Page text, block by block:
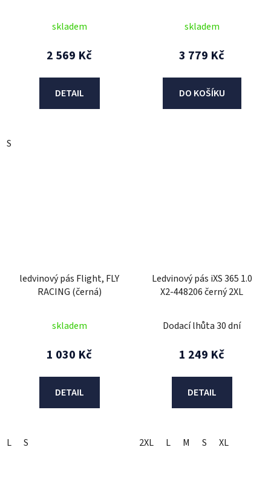
skladem
2 569 Kč
DETAIL
S
UNI) 2026
skladem
3 779 Kč
DO KOŠÍKU
ledvinový pás Flight, FLY
RACING (černá)
skladem
1 030 Kč
DETAIL
L S
Ledvinový pás iXS 365 1.0
X2-448206 černý 2XL
Dodací lhůta 30 dní
1 249 Kč
DETAIL
2XL L M S XL